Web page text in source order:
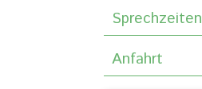
Sprechzeiten
Anfahrt